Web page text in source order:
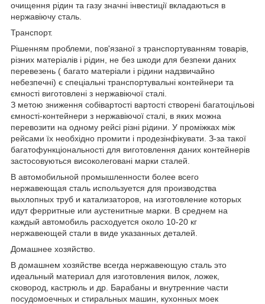
очищення рідин та газу значні інвестиції вкладаються в
нержавіючу сталь.
Транспорт.
Рішенням проблеми, пов'язаної з транспортуванням товарів,
різних матеріалів і рідин, не без шкоди для безпеки даних
перевезень ( багато матеріали і рідини надзвичайно
небезпечні) є спеціальні транспортувальні контейнери та
ємності виготовлені з нержавіючої сталі.
З метою зниження собівартості вартості створені багатоцільові
ємності-контейнери з нержавіючої сталі, в яких можна
перевозити на одному рейсі різні рідини. У проміжках між
рейсами їх необхідно промити і продезінфікувати. З-за такої
багатофункціональності для виготовлення даних контейнерів
застосовуються високолеговані марки сталей.
В автомобильной промышленности более всего
нержавеющая сталь используется для производства
выхлопных труб и катализаторов, на изготовление которых
идут ферритные или аустенитные марки. В среднем на
каждый автомобиль расходуется около 10-20 кг
нержавеющей стали в виде указанных деталей.
Домашнее хозяйство.
В домашнем хозяйстве всегда нержавеющую сталь это
идеальный материал для изготовления вилок, ложек,
сковород, кастрюль и др. Барабаны и внутренние части
посудомоечных и стиральных машин, кухонных моек